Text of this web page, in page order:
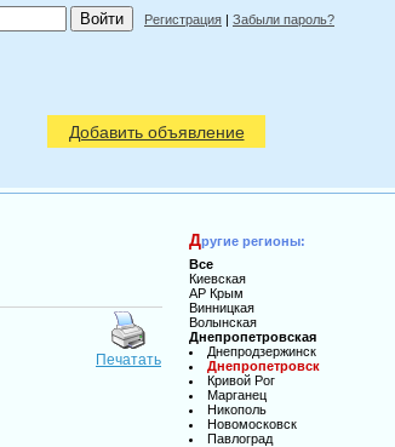
Регистрация | Забыли пароль?
Добавить объявление
Печатать
Другие регионы:
Все
Киевская
АР Крым
Винницкая
Волынская
Днепропетровская
Днепродзержинск
Днепропетровск
Кривой Рог
Марганец
Никополь
Новомосковск
Павлоград